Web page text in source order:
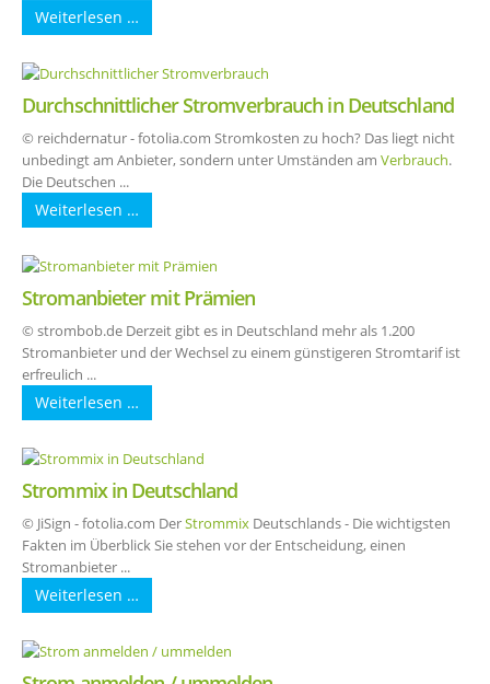
Weiterlesen …
Durchschnittlicher Stromverbrauch in Deutschland
© reichdernatur - fotolia.com Stromkosten zu hoch? Das liegt nicht
unbedingt am Anbieter, sondern unter Umständen am Verbrauch.
Die Deutschen ...
Weiterlesen …
Stromanbieter mit Prämien
© strombob.de Derzeit gibt es in Deutschland mehr als 1.200
Stromanbieter und der Wechsel zu einem günstigeren Stromtarif ist
erfreulich ...
Weiterlesen …
Strommix in Deutschland
© JiSign - fotolia.com DerStrommix Deutschlands - Die wichtigsten
Fakten im Überblick Sie stehen vor der Entscheidung, einen
Stromanbieter ...
Weiterlesen …